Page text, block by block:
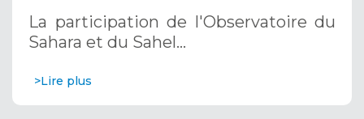
Saoudite
La participation de l'Observatoire du
Sahara et du Sahel…
>Lire plus